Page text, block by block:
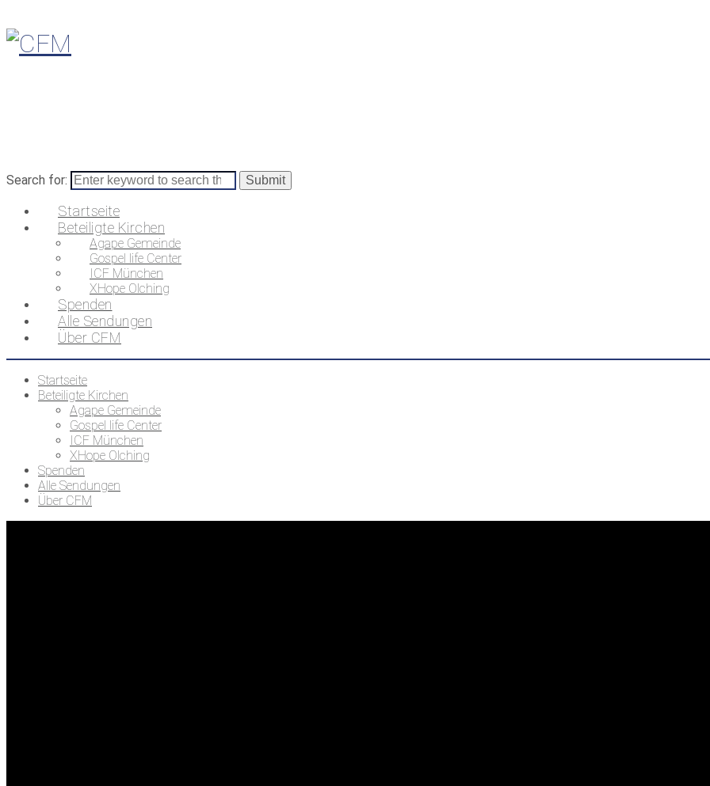
Search for:
Startseite
Beteiligte Kirchen
Agape Gemeinde
Gospel life Center
ICF München
XHope Olching
Spenden
Alle Sendungen
Über CFM
Startseite
Beteiligte Kirchen
Agape Gemeinde
Gospel life Center
ICF München
XHope Olching
Spenden
Alle Sendungen
Über CFM